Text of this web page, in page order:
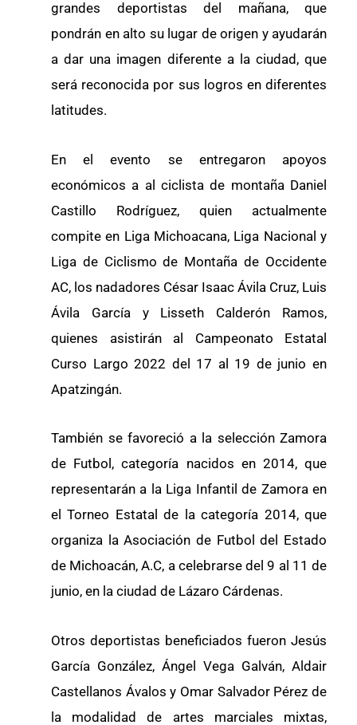
grandes deportistas del mañana, que
pondrán en alto su lugar de origen y ayudarán
a dar una imagen diferente a la ciudad, que
será reconocida por sus logros en diferentes
latitudes.
En el evento se entregaron apoyos
económicos a al ciclista de montaña Daniel
Castillo Rodríguez, quien actualmente
compite en Liga Michoacana, Liga Nacional y
Liga de Ciclismo de Montaña de Occidente
AC, los nadadores César Isaac Ávila Cruz, Luis
Ávila García y Lisseth Calderón Ramos,
quienes asistirán al Campeonato Estatal
Curso Largo 2022 del 17 al 19 de junio en
Apatzingán.
También se favoreció a la selección Zamora
de Futbol, categoría nacidos en 2014, que
representarán a la Liga Infantil de Zamora en
el Torneo Estatal de la categoría 2014, que
organiza la Asociación de Futbol del Estado
de Michoacán, A.C, a celebrarse del 9 al 11 de
junio, en la ciudad de Lázaro Cárdenas.
Otros deportistas beneficiados fueron Jesús
García González, Ángel Vega Galván, Aldair
Castellanos Ávalos y Omar Salvador Pérez de
la modalidad de artes marciales mixtas,